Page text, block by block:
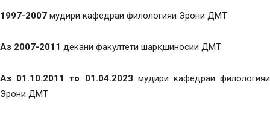
1997-2007 мудири кафедраи филологияи Эрони ДМТ
Аз 2007-2011 декани факултети шарқшиносии ДМТ
Аз 01.10.2011 то 01.04.2023 мудири кафедраи филологияи
Эрони ДМТ